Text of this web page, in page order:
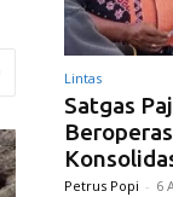
Lintas
Satgas
Petrus Popi - 6